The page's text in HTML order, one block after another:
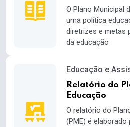
O Plano Municipal
uma política
diretrizes e metas
da educação
Educação e
Relatório do
Educação
O relatório do
(PME) é elaborado